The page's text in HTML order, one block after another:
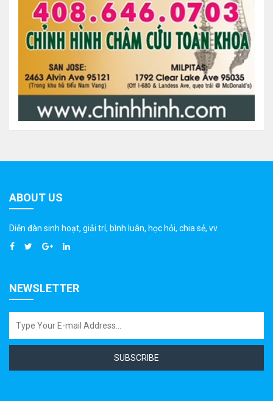
ABOUT US
Diễn đàn sinh hoạt, giải trí, bình luân, học hỏi, chia sẻ, vv.
NEWSLETTER
SUBSCRIBE